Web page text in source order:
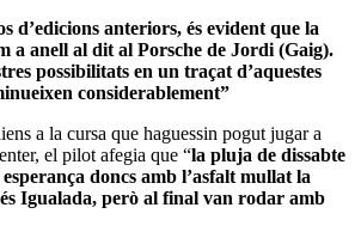
d’edicions anteriors, és evident que la
a anell al dit al Porsche de Jordi (Gaig).
possibilitats en un traçat d’aquestes
considerablement”
a la cursa que haguessin pogut jugar a
el pilot afegia que “la pluja de dissabte
doncs amb l’asfalt mullat la
Igualada, però al final van rodar amb